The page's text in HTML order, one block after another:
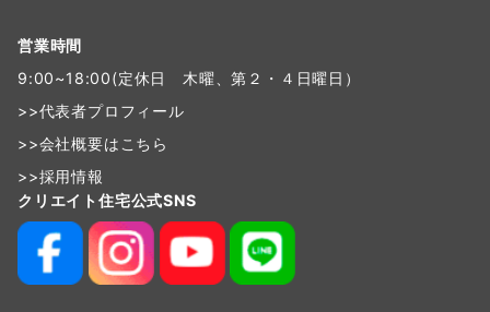
営業時間
9:00~18:00(定休日 木曜、第２・４日曜日）
>>代表者プロフィール
>>会社概要はこちら
>>採用情報
クリエイト住宅公式SNS